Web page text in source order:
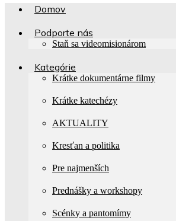
Domov
Podporte nás
Staň sa videomisionárom
Kategórie
Krátke dokumentárne filmy
Krátke katechézy
AKTUALITY
Kresťan a politika
Pre najmenších
Prednášky a workshopy
Scénky a pantomímy